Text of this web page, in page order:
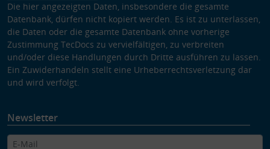
Die hier angezeigten Daten, insbesondere die gesamte
Datenbank, dürfen nicht kopiert werden. Es ist zu unterlassen,
die Daten oder die gesamte Datenbank ohne vorherige
Zustimmung TecDocs zu vervielfältigen, zu verbreiten
und/oder diese Handlungen durch Dritte ausführen zu lassen.
Ein Zuwiderhandeln stellt eine Urheberrechtsverletzung dar
und wird verfolgt.
Newsletter